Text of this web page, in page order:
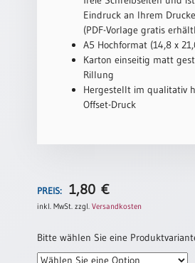
Hochzeitsjubiläum
Abendmahlszulassung
PC-
Urkunden
Poster
Eindruck an Ihrem
(PDF-Vorlage gratis
A5 Hochformat (14,8 x
Karton einseitig matt
Rillung
Hergestellt im qualitativ
Offset-Druck
PREIS: 1,80€
inkl. MwSt. zzgl.Versandkosten
Bitte wählen Sie eine